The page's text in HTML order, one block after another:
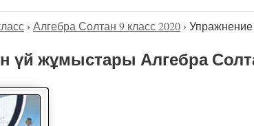
› Алгебра Солтан 9 класс 2020 › Упражнение
үй жұмыстары Алгебра